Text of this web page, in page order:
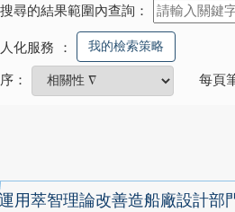
尋的結果範圍內查詢：
化服務 ： 我的檢索策略
： 每頁
用萃智理論改善造船廠設計部